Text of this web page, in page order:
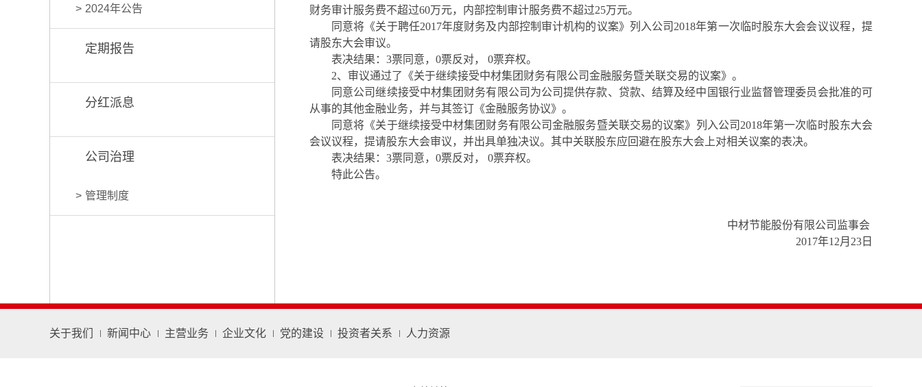
财务审计服务费不超过60万元，内部控制审计服务费不超过25万元。
同意将《关于聘任2017年度财务及内部控制审计机构的议案》列入公司2018年第一次临时股东大会会议议程，提
请股东大会审议。
表决结果： 3票同意，0票反对， 0票弃权。
2、审议通过了《关于继续接受中材集团财务有限公司金融服务暨关联交易的议案》。
同意公司继续接受中材集团财务有限公司为公司提供存款、贷款、结算及经中国银行业监督管理委员会批准的可
从事的其他金融业务，并与其签订《金融服务协议》。
同意将《关于继续接受中材集团财务有限公司金融服务暨关联交易的议案》列入公司 2018年第一次临时股东大会
会议议程，提请股东大会审议，并出具单独决议。其中关联股东应回避在股东大会上对相关议案的表决。
表决结果： 3票同意，0票反对， 0票弃权。
特此公告。
中材节能股份有限公司监事会
2017年12月23日
2024年公告
定期报告
分红派息
公司治理
管理制度
关于我们 新闻中心 主营业务 企业文化 党的建设 投资者关系 人力资源